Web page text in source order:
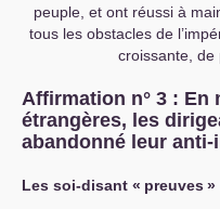
peuple, et ont réussi à
tous les obstacles de
croissante, de
Affirmation n° 3 : En
étrangères, les
abandonné leur
Les soi-disant « preuves»